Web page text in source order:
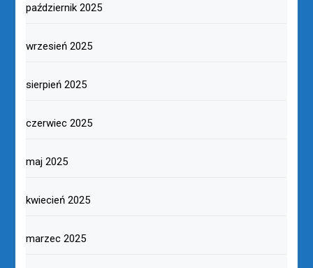
październik 2025
wrzesień 2025
sierpień 2025
czerwiec 2025
maj 2025
kwiecień 2025
marzec 2025